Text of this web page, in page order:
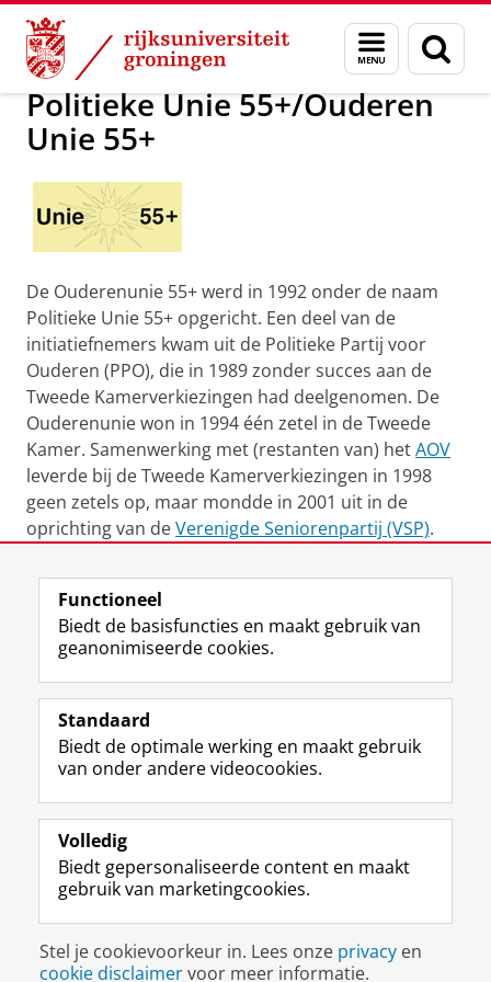
Skip
Content
Skip
Navigation
Menu
en
zoeken
Politieke Unie 55+/Ouderen Unie 55+
Politieke Unie 55+/Ouderen
Unie 55+
De Ouderenunie 55+ werd in 1992 onder de naam
Politieke Unie 55+ opgericht. Een deel van de
initiatiefnemers kwam uit de Politieke Partij voor
Ouderen (PPO), die in 1989 zonder succes aan de
Tweede Kamerverkiezingen had deelgenomen. De
Ouderenunie won in 1994 één zetel in de Tweede
Kamer. Samenwerking met (restanten van) hetAOV
leverde bij de Tweede Kamerverkiezingen in 1998
geen zetels op, maar mondde in 2001 uit in de
oprichting van deVerenigde Seniorenpartij (VSP).
Laatst gewijzigd: 20 februari 2023 15:35
Volg de RUG
F
a
e
b
o
p
a
i
n
a
L
i
k
e
I
-
p
g
i
n
R
S
-
f
e
R
k
s
u
I
n
t
r
m
c
c
o
Y
o
T
e
k
a
a
Studiekiezers
Alumni
Over ons
Disclaimer & Copyright
Inloggen
Functioneel
Biedt de basisfuncties en maakt gebruik van
geanonimiseerde cookies.
Standaard
Biedt de optimale werking en maakt gebruik
van onder andere videocookies.
Volledig
Biedt gepersonaliseerde content en maakt
gebruik van marketingcookies.
Stel je cookievoorkeur in. Lees onze privacy en
cookie disclaimervoor meer informatie.